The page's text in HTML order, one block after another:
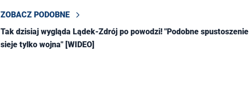
ZOBACZ PODOBNE
Tak dzisiaj wygląda Lądek-Zdrój po powodzi! "Podobne spustoszenie
sieje tylko wojna" [WIDEO]